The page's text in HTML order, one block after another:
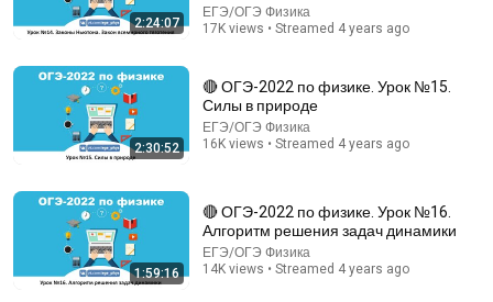
Comedy Club: Голосовые от друга | Батрутдинов,
Карибидис, Шкуро @ComedyClubRussia
2:24:07
ЕГЭ/ОГЭ Физика
17K views • Streamed 4 years ago
2:30:52
🔴 ОГЭ-2022 по физике. Урок №15.
Силы в природе
ЕГЭ/ОГЭ Физика
16K views • Streamed 4 years ago
1:59:16
🔴 ОГЭ-2022 по физике. Урок №16.
Алгоритм решения задач динамики
ЕГЭ/ОГЭ Физика
14K views • Streamed 4 years ago